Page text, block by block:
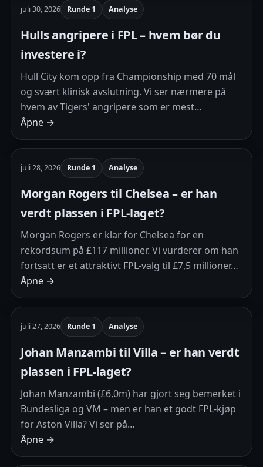
juli 30, 2026 Runde 1 Analyse
Hulls angripere i FPL – hvem bør du
investere i?
Hull City kom opp fra Championship med 70 mål
og svært klinisk avslutning. Vi ser nærmere på
hvem av Tigers' angripere som er mest…
Åpne →
juli 28, 2026 Runde 1 Analyse
Morgan Rogers til Chelsea – er han
verdt plassen i FPL-laget?
Morgan Rogers er klar for Chelsea for en
rekordsum på £117 millioner. Vi vurderer om han
fortsatt er et attraktivt FPL-valg til £7,5 millioner…
Åpne →
juli 27, 2026 Runde 1 Analyse
Johan Manzambi til Villa – er han verdt
plassen i FPL-laget?
Johan Manzambi (£6,0m) har gjort seg bemerket i
Bundesliga og VM – men er han et godt FPL-kjøp
for Aston Villa? Vi ser på…
Åpne →